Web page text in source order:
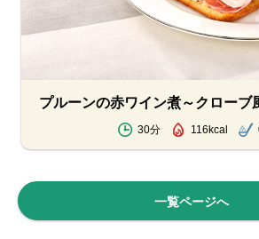
プルーンの赤ワイン煮～クローブ
30分 116kcal
一覧ページへ